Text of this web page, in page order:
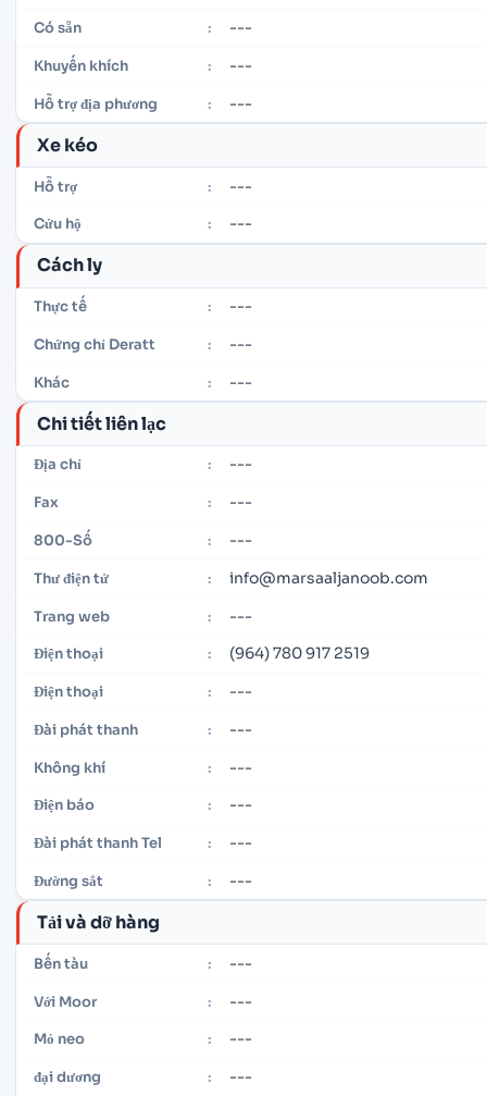
Có sẵn : ---
Khuyến khích : ---
Hỗ trợ địa phương : ---
Xe kéo
Hỗ trợ : ---
Cứu hộ : ---
Cách ly
Thực tế : ---
Chứng chỉ Deratt : ---
Khác : ---
Chi tiết liên lạc
Địa chỉ : ---
Fax : ---
800-Số : ---
Thư điện tử : info@marsaaljanoob.com
Trang web : ---
Điện thoại : (964) 780 917 2519
Điện thoại : ---
Đài phát thanh : ---
Không khí : ---
Điện báo : ---
Đài phát thanh Tel : ---
Đường sắt : ---
Tải và dỡ hàng
Bến tàu : ---
Với Moor : ---
Mỏ neo : ---
đại dương : ---